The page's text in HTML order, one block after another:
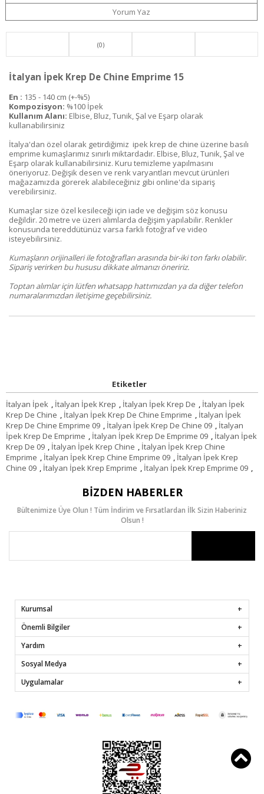
Yorum Yaz
(0)
İtalyan İpek Krep De Chine Emprime 15
En : 135 - 140 cm (+-%5)
Kompozisyon: %100 İpek
Kullanım Alanı: Elbise, Bluz, Tunik, Şal ve Eşarp olarak
kullanabilirsiniz
İtalya'dan özel olarak getirdiğimiz ipek krep de chine üzerine basılı
emprime kumaşlarımız sınırlı miktardadır. Elbise, Bluz, Tunik, Şal ve
Eşarp olarak kullanabilirsiniz. Kuru temizleme yapılmasını
öneriyoruz. Değişik desen ve renk varyantları mevcut ürünleri
mağazamızda görerek alabileceğiniz gibi online'da sipariş
verebilirsiniz.
Kumaşlar size özel kesileceği için iade ve değişim söz konusu
değildir. 20 metre ve üzeri alımlarda değişim yapılabilir. Renkler
konusunda tereddütünüz varsa farklı fotoğraf ve video
isteyebilirsiniz.
Kumaşların orijinalleri ile fotoğrafları arasında bir-iki ton farkı olabilir.
Sipariş verirken bu hususu dikkate almanızı öneririz.
Toptan alımlar için lütfen whatsapp hattımızdan ya da diğer telefon
numaralarımızdan iletişime geçebilirsiniz.
Etiketler
İtalyan İpek , İtalyan İpek Krep , İtalyan İpek Krep De , İtalyan İpek
Krep De Chine , İtalyan İpek Krep De Chine Emprime , İtalyan İpek
Krep De Chine Emprime 09 , İtalyan İpek Krep De Chine 09 , İtalyan
İpek Krep De Emprime , İtalyan İpek Krep De Emprime 09 , İtalyan İpek
Krep De 09 , İtalyan İpek Krep Chine , İtalyan İpek Krep Chine
Emprime , İtalyan İpek Krep Chine Emprime 09 , İtalyan İpek Krep
Chine 09 , İtalyan İpek Krep Emprime , İtalyan İpek Krep Emprime 09 ,
BIZDEN HABERLER
Bültenimize Üye Olun ! Tüm İndirim ve Fırsatlardan İlk Sizin Haberiniz
Olsun !
Kurumsal
Önemli Bilgiler
Yardım
Sosyal Medya
Uygulamalar